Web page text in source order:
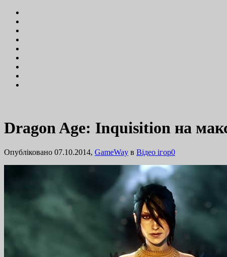
Dragon Age: Inquisition на
Опубліковано 07.10.2014, GameWay в Відео ігор0